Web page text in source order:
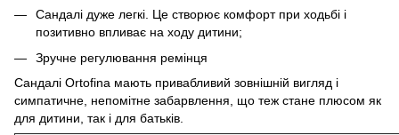
Сандалі дуже легкі. Це створює комфорт при ходьбі і
позитивно впливає на ходу дитини;
Зручне регулювання ремінця
Сандалі Ortofina мають привабливий зовнішній вигляд і
симпатичне, непомітне забарвлення, що теж стане плюсом як
для дитини, так і для батьків.